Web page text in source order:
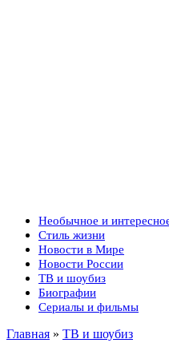
Необычное и
Стиль жизни
Новости в Мире
Новости России
ТВ и шоубиз
Биографии
Сериалы и фильмы
Главная » ТВ и шоубиз